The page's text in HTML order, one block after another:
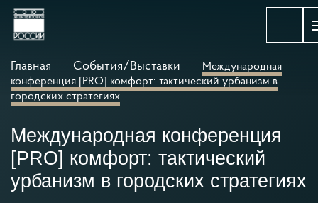
Главная События/Выставки
Международная
конференция [PRO] комфорт: тактический урбанизм в
городских стратегиях
Международная конференция
[PRO] комфорт: тактический
урбанизм в городских стратегиях